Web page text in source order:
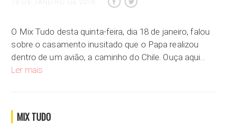
18 DE JANEIRO DE 2018
O Mix Tudo desta quinta-feira, dia 18 de janeiro, falou
sobre o casamento inusitado que o Papa realizou
dentro de um avião, a caminho do Chile. Ouça aqui…
Ler mais
MIX TUDO